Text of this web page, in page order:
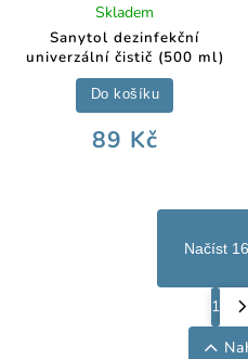
Sanytol dezinfekční
univerzální čistič (500 ml)
Skladem
89 Kč
Do košíku
Načíst
1